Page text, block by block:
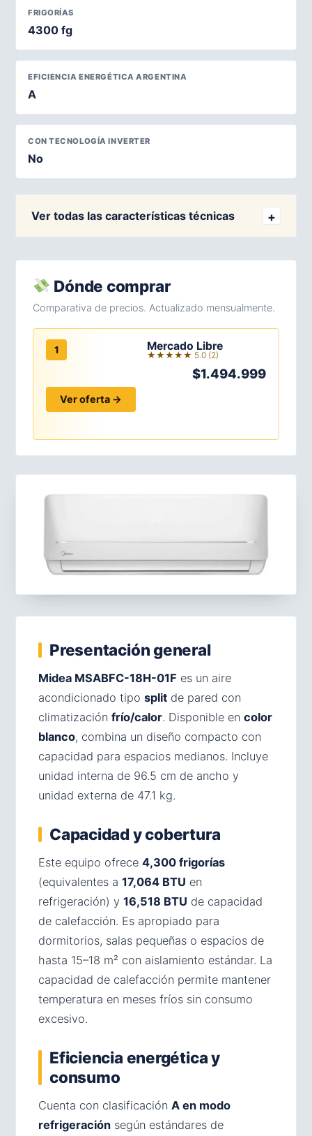
FRIGORÍAS
4300 fg
EFICIENCIA ENERGÉTICA ARGENTINA
A
CON TECNOLOGÍA INVERTER
No
Ver todas las características técnicas
Dónde comprar
Comparativa de precios. Actualizado mensualmente.
1 Mercado Libre
★★★★★ 5.0 (2)
$1.494.999
Ver oferta →
Presentación general
Midea MSABFC-18H-01F es un aire
acondicionado tipo split de pared con
climatización frío/calor. Disponible en color
blanco, combina un diseño compacto con
capacidad para espacios medianos. Incluye
unidad interna de 96.5 cm de ancho y
unidad externa de 47.1 kg.
Capacidad y cobertura
Este equipo ofrece 4,300 frigorías
(equivalentes a 17,064 BTU en
refrigeración) y 16,518 BTU de capacidad
de calefacción. Es apropiado para
dormitorios, salas pequeñas o espacios de
hasta 15–18 m² con aislamiento estándar. La
capacidad de calefacción permite mantener
temperatura en meses fríos sin consumo
excesivo.
Eficiencia energética y
consumo
Cuenta con clasificación A en modo
refrigeración según estándares de